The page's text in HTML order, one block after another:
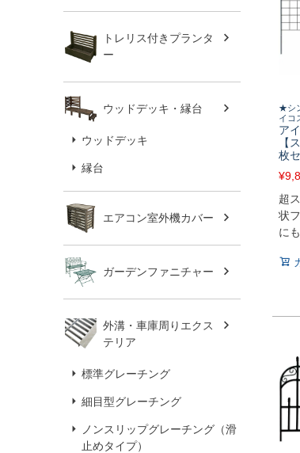
トレリス付きプランタ
ー
ウッドデッキ・縁台
ウッドデッキ
縁台
エアコン室外機カバー
ガーデンファニチャー
外溝・車庫周りエクス
テリア
標準グレーチング
細目型グレーチング
ノンスリップグレーチング（滑
止めタイプ）
★シ
イコ
ア
【
枚
¥
超
状
に